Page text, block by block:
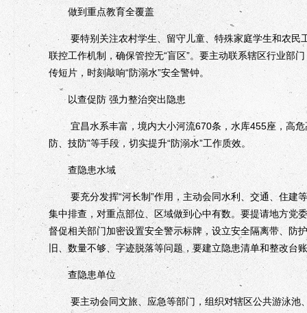
做到重点教育全覆盖
要特别关注农村学生、留守儿童、特殊家庭学生和农民
联控工作机制，确保管控无“盲区”。要主动联系辖区行业部
传短片，时刻敲响“防溺水”安全警钟。
以查促防 强力整治突出隐患
宜昌水系丰富，境内大小河流670条，水库455座，高危
防、技防”等手段，切实提升“防溺水”工作质效。
查隐患水域
要充分发挥“河长制”作用，主动会同水利、交通、住建等
集中排查，对重点部位、区域做到心中有数。要提请地方党
督促相关部门加密设置安全警示标牌，设立安全隔离带、防
旧、数量不够、字迹脱落等问题，要建立隐患清单和整改台
查隐患单位
要主动会同文旅、应急等部门，组织对辖区公共游泳池